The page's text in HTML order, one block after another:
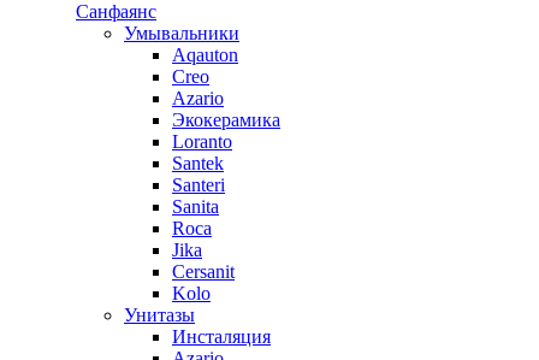
Санфаянс
Умывальники
Aqauton
Creo
Azario
Экокерамика
Loranto
Santek
Santeri
Sanita
Roca
Jika
Cersanit
Kolo
Унитазы
Инсталяция